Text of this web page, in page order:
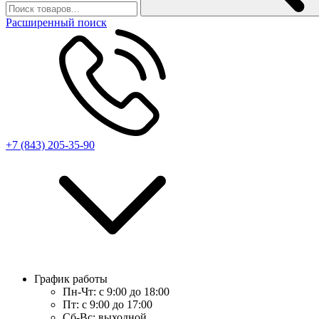
Расширенный поиск
+7 (843) 205-35-90
График работы
Пн-Чт: с 9:00 до 18:00
Пт: с 9:00 до 17:00